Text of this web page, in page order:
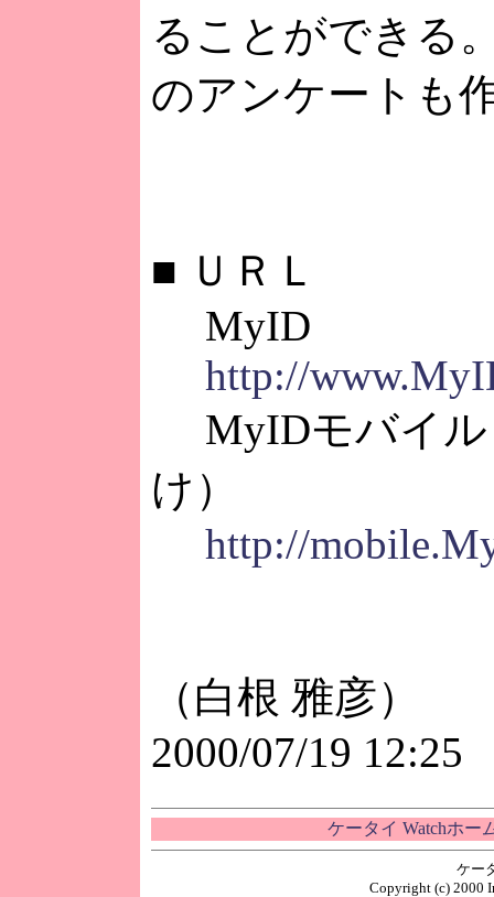
ることができる
のアンケートも
■ ＵＲＬ
MyID
http://
MyIDモバイル
け）
http://
（白根 雅彦）
2000/07/19 12:25
ケータイ Watchホー
ケー
Copyright (c) 2000